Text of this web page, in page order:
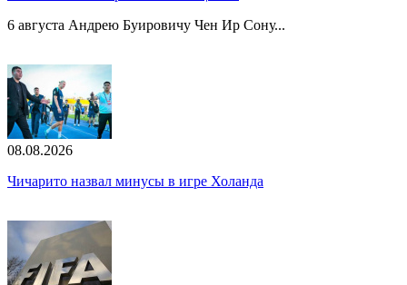
6 августа Андрею Буировичу Чен Ир Сону...
08.08.2026
Чичарито назвал минусы в игре Холанда